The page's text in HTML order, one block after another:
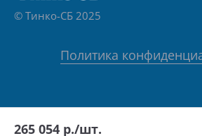
265 054 р./шт.
© Тинко-СБ 2025
Политика